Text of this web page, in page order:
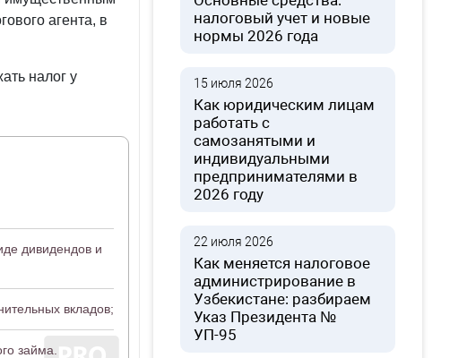
агента, в
налог у
дивидендов и
вкладов;
займа.
налоговый учет и новые
нормы 2026 года
15 июля 2026
Как юридическим лицам
работать с
самозанятыми и
индивидуальными
предпринимателями в
2026 году
22 июля 2026
Как меняется налоговое
администрирование в
Узбекистане: разбираем
Указ Президента №
УП-95